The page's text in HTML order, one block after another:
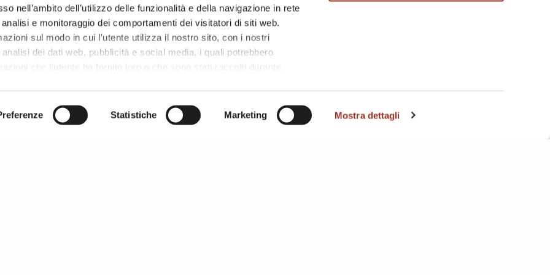
nell’ambito dell’utilizzo delle funzionalità e della navigazione in rete
e monitoraggio dei comportamenti dei visitatori di siti web.
sul modo in cui l'utente utilizza il nostro sito, con i nostri
dei dati web, pubblicità e social media, i quali potrebbero
che l'utente ha fornito loro o che sono stati raccolti durante
l'
Informativa Privacy.
Statistiche Marketing Mostra dettagli